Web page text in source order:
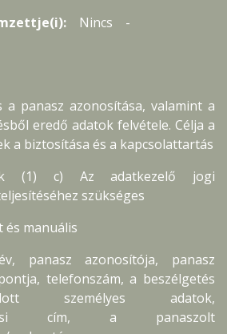
Nincs -
a panasz azonosítása, valamint a
eredő adatok felvétele. Célja a
a biztosítása és a kapcsolattartás
(1) c) Az adatkezelő jogi
szükséges
és manuális
panasz azonosítója, panasz
telefonszám, a beszélgetés
személyes adatok,
cím, a panaszolt